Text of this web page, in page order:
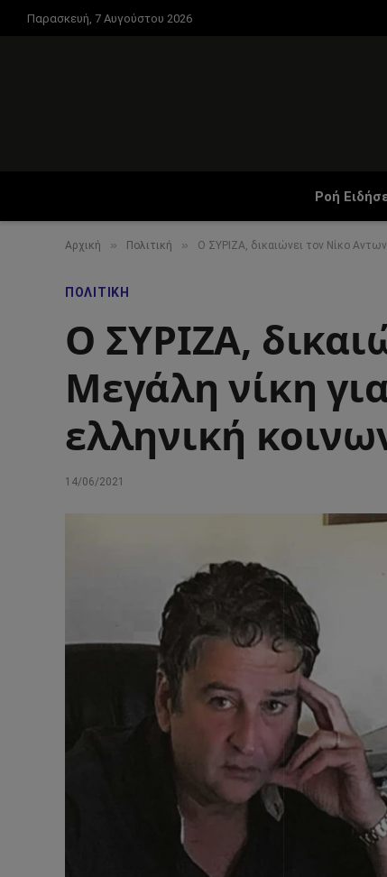
Παρασκευή, 7 Αυγούστου 2026
Ροή
Αρχική » Πολιτική » Ο ΣΥΡΙΖΑ, δικαιώνει τον Νίκο
ΠΟΛΙΤΙΚΉ
Ο ΣΥΡΙΖΑ,
Μεγάλη νίκη
ελληνική
14/06/2021